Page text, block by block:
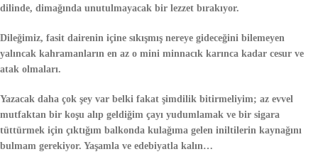
dilinde, dimağında unutulmayacak bir lezzet bırakıyor.
Dileğimiz, fasit dairenin içine sıkışmış nereye gideceğini bilemeyen
yalıncak kahramanların en az o mini minnacık karınca kadar cesur ve
atak olmaları.
Yazacak daha çok şey var belki fakat şimdilik bitirmeliyim; az evvel
mutfaktan bir koşu alıp geldiğim çayı yudumlamak ve bir sigara
tüttürmek için çıktığım balkonda kulağıma gelen iniltilerin kaynağını
bulmam gerekiyor. Yaşamla ve edebiyatla kalın…